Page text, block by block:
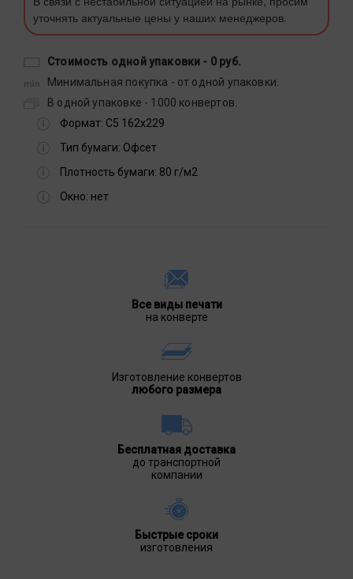
уточнять актуальные цены у наших менеджеров.
Стоимость одной упаковки - 0 руб.
Минимальная покупка - от одной упаковки.
В одной упаковке - 1000 конвертов.
Формат: С5 162х229
Тип бумаги: Офсет
Плотность бумаги: 80 г/м2
Окно: нет
Все виды печати
на конверте
Изготовление конвертов
любого размера
Бесплатная доставка
до транспортной
компании
Быстрые сроки
изготовления